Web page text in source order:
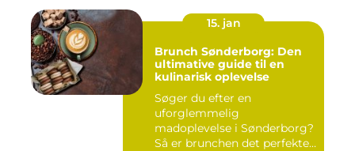
15. jan
Brunch Sønderborg: Den
ultimative guide til en
kulinarisk oplevelse
Søger du efter en
uforglemmelig
madoplevelse i Sønderborg?
Så er brunchen det perfekte